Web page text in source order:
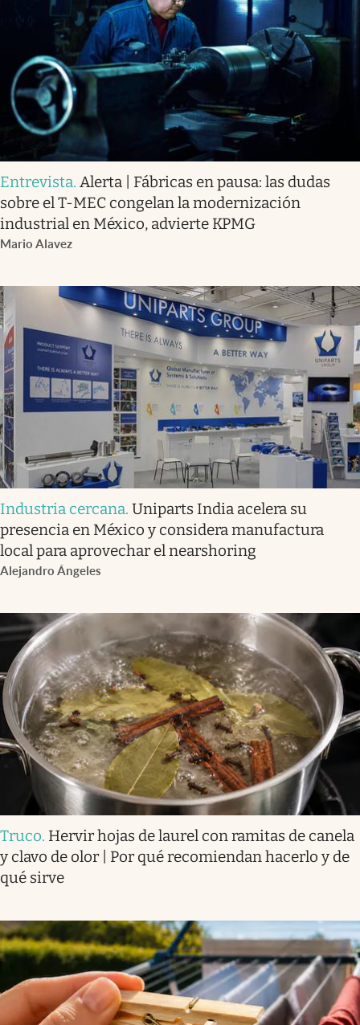
Entrevista. Alerta | Fábricas en pausa: las dudas
sobre el T-MEC congelan la modernización
industrial en México, advierte KPMG
Mario Alavez
Industria cercana. Uniparts India acelera su
presencia en México y considera manufactura
local para aprovechar el nearshoring
Alejandro Ángeles
Truco. Hervir hojas de laurel con ramitas de canela
y clavo de olor | Por qué recomiendan hacerlo y de
qué sirve